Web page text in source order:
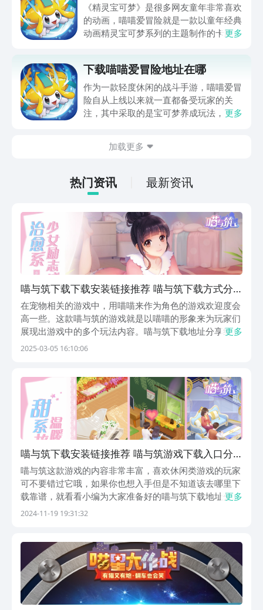
《精灵宝可梦》是很多网友童年非常喜欢
的动画，喵喵爱冒险就是一款以童年经典
动画精灵宝可梦系列的主题制作的卡牌养
载地址在哪里？目前游戏已经上线了，下
载地址小编就分享在下面给大家。
更多
下载喵喵爱冒险地址在哪
作为一款轻度休闲的战斗手游，喵喵爱冒
险自从上线以来就一直都备受玩家的关
注，其中采取的是宝可梦养成玩法，下面
装的渠道并不是太了解，为了能帮助朋友
绍，感兴趣的朋友接着往下看吧。
更多
加载更多
热门资讯 最新资讯
喵与筑下载下载安装链接推荐 喵与筑下载方式分
享
在宠物相关的游戏中，用喵喵来作为角色的游戏欢迎度会
高一些。这款喵与筑的游戏就是以喵喵的形象来为玩家们
展现出游戏中的多个玩法内容。喵与筑下载地址分享给对
这款游戏有兴趣的玩家们，游戏本身是一款治愈系的消除
更多
2025-03-05 16:10:06
喵与筑下载安装链接推荐 喵与筑游戏下载入口分
享
喵与筑这款游戏的内容非常丰富，喜欢休闲类游戏的玩家
可不要错过它哦，如果你也想入手但是不知道该去哪里下
载靠谱，就看看小编为大家准备好的喵与筑下载地址分享
吧！为你实现又快又安全的游戏下载，这款游戏无论是学
更多
2024-11-19 19:31:32